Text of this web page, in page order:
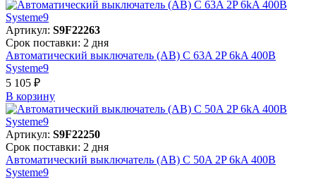
Артикул: S9F22263
Срок поставки: 2 дня
Автоматический выключатель (АВ) C 63A 2P 6kA 400В
Systeme9
5 105 ₽
В корзинy
Артикул: S9F22250
Срок поставки: 2 дня
Автоматический выключатель (АВ) C 50A 2P 6kA 400В
Systeme9